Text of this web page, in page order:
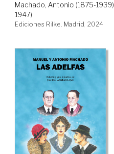
Machado, Antonio (1875-1939)
1947)
Ediciones Rilke. Madrid, 2024